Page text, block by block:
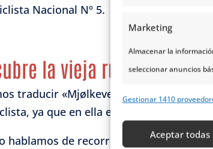
Marketing
Almacenar la
seleccionar anuncios
Uso de perfiles para la
servicios, Uso de datos
Gestionar 1410
Aceptar todas
Nacional Nº 5.
la vieja ruta lechera
traducir «Mjølkevegen» como“el
ya que en ella encontrarás
hablamos de recorrer Noruega en